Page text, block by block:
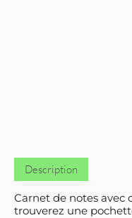
Description
Carnet de notes avec
trouverez une